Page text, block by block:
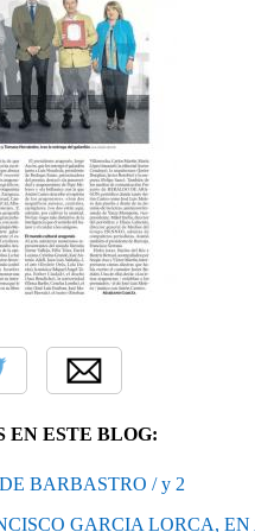
EN ESTE BLOG:
BARBASTRO / y 2
GARCIA LORCA,